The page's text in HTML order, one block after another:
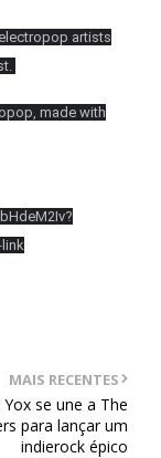
artists
made with
link
MAIS RECENTES
Yox se une a The
para lançar um
indierock épico